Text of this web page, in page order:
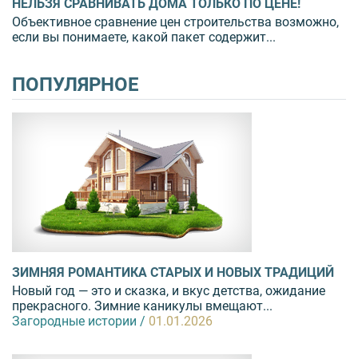
НЕЛЬЗЯ СРАВНИВАТЬ ДОМА ТОЛЬКО ПО ЦЕНЕ!
Объективное сравнение цен строительства возможно,
если вы понимаете, какой пакет содержит...
ПОПУЛЯРНОЕ
ЗИМНЯЯ РОМАНТИКА СТАРЫХ И НОВЫХ ТРАДИЦИЙ
Новый год — это и сказка, и вкус детства, ожидание
прекрасного. Зимние каникулы вмещают...
Загородные истории / 01.01.2026